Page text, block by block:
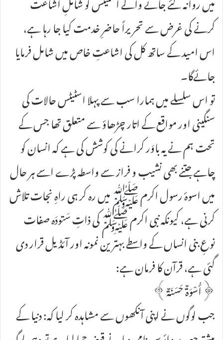
کرنے کی غرض سے تحریراً حاضرِ خدمت کیا جا رہا ہے،
اس امید کے ساتھ کل کی اشاعتِ خاص میں شامل فرمایا
جائےگا۔
تو اس سلسلے میں ہمارا سب سے پہلا اسٹیٹس حالات کی
سنگینی اور مواقع کے اتار چڑھاؤ سے متعلق تھا جس کے
تحت ہم نے یہ باوَر کرانے کی کوشش کی ہے کہ انسان کو
چاہے جتنے بھی نشیب و فراز سے واسطہ پڑے اسے ہر حال
میں اسوۂ رسول اکرم ﷺ میں رہ کر ہی راہِ نجات تلاش
کرنی ہے، کیونکہ نبی اکرم ﷺ کی ذاتِ سَتودَہ صفات
نوعِ بنی انساں کے واسطے بہترین نمونہ اور آئڈیل قرار دی
گئی ہے، قرآن کا فرمان ہے:
﴿أُسْوَۃٌ حَسَنَۃٌ﴾
جب لوگوں نے اپنی آنکھوں سے مشاہدہ کر لیا کہ: دنیا کے